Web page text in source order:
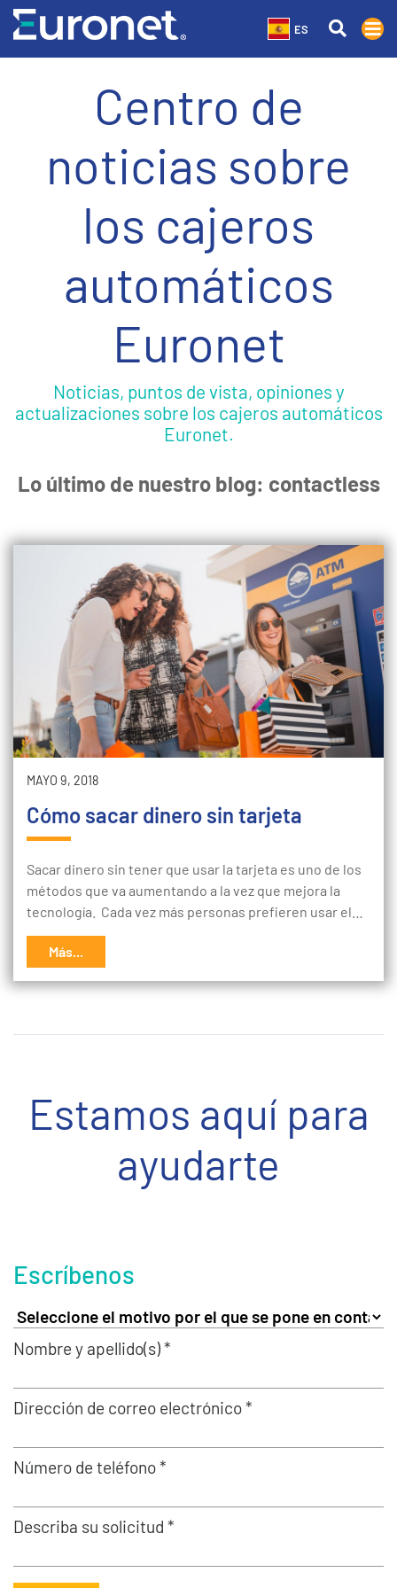
ES
Centro de
noticias sobre
los cajeros
automáticos
Euronet
Noticias, puntos de vista, opiniones y
actualizaciones sobre los cajeros automáticos
Euronet.
Lo último de nuestro blog: contactless
MAYO 9, 2018
Cómo sacar dinero sin tarjeta
Sacar dinero sin tener que usar la tarjeta es uno de los
métodos que va aumentando a la vez que mejora la
tecnología. Cada vez más personas prefieren usar el…
Más...
Estamos aquí para
ayudarte
Escríbenos
Nombre y apellido(s) *
Dirección de correo electrónico *
Número de teléfono *
Describa su solicitud *